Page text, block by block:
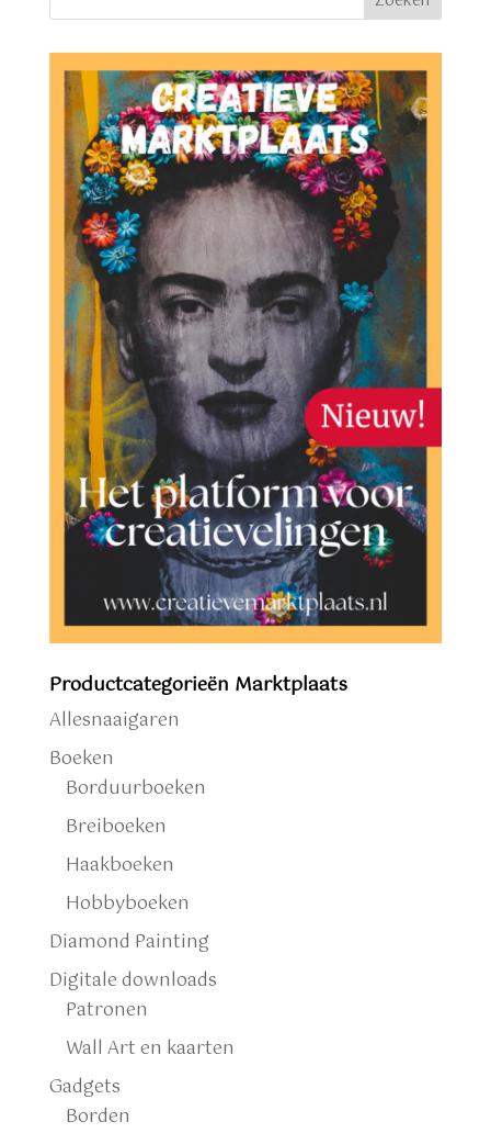
Productcategorieën Marktplaats
Allesnaaigaren
Boeken
Borduurboeken
Breiboeken
Haakboeken
Hobbyboeken
Diamond Painting
Digitale downloads
Patronen
Wall Art en kaarten
Gadgets
Borden